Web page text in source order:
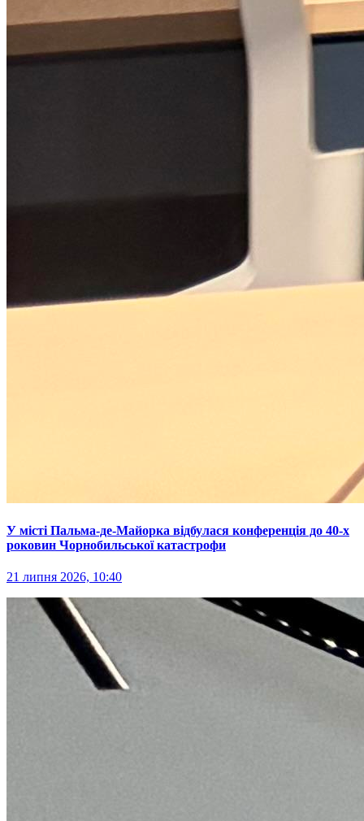
У місті Пальма-де-Майорка відбулася конференція до 40-х
роковин Чорнобильської катастрофи
21 липня 2026, 10:40